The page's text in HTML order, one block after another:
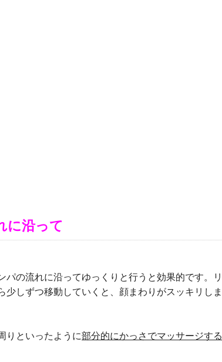
に沿って
パの流れに沿ってゆっくりと行うと効果的です。リ
少しずつ移動していくと、顔まわりがスッキリしま
りといったように部分的にかっさでマッサージする